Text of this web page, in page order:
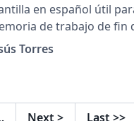
en español útil
de trabajo de fin
en Ingeniería
de La Laguna.
Torres
Next > Last >>